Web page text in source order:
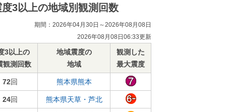
度3以上の地域別観測回数
期間：2026年04月30日～2026年08月08日
2026年08月08日06:33更新
3以上の
観測回数
地域震度の
地域
観測した
最大震度
72回 熊本県熊本
24回 熊本県天草・芦北